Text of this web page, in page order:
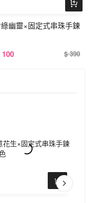
幽靈×固定式串珠手鍊
100 $ 390